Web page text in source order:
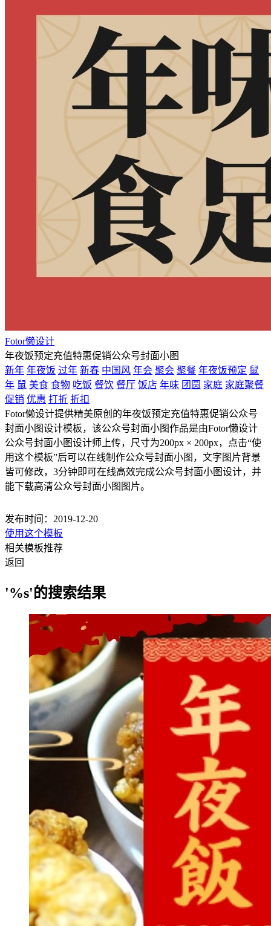
Fotor懒设计
年夜饭预定充值特惠促销公众号封面小图
新年 年夜饭 过年 新春 中国风 年会 聚会 聚餐 年夜饭预定 鼠
年 鼠 美食 食物 吃饭 餐饮 餐厅 饭店 年味 团圆 家庭 家庭聚餐
促销 优惠 打折 折扣
Fotor懒设计提供精美原创的年夜饭预定充值特惠促销公众号
封面小图设计模板，该公众号封面小图作品是由Fotor懒设计
公众号封面小图设计师上传，尺寸为200px × 200px，点击“使
用这个模板”后可以在线制作公众号封面小图，文字图片背景
皆可修改，3分钟即可在线高效完成公众号封面小图设计，并
能下载高清公众号封面小图图片。
发布时间：2019-12-20
使用这个模板
相关模板推荐
返回
'%s'的搜索结果